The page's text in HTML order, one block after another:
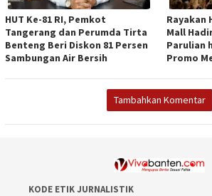
HUT Ke-81 RI, Pemkot
Tangerang dan Perumda Tirta
Benteng Beri Diskon 81 Persen
Sambungan Air Bersih
Rayakan
Mall
Parulian
Promo
Tambahkan Komentar
KODE ETIK JURNALISTIK